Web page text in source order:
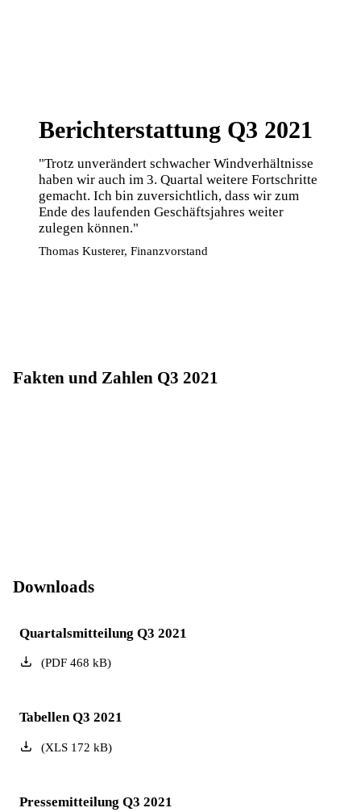
Berichterstattung Q3 2021
"Trotz unverändert schwacher Windverhältnisse
haben wir auch im 3. Quartal weitere Fortschritte
gemacht. Ich bin zuversichtlich, dass wir zum
Ende des laufenden Geschäftsjahres weiter
zulegen können."
Thomas Kusterer, Finanzvorstand
Fakten und Zahlen Q3 2021
Downloads
Quartalsmitteilung Q3 2021
(PDF468 kB)
Tabellen Q3 2021
(XLS172 kB)
Pressemitteilung Q3 2021